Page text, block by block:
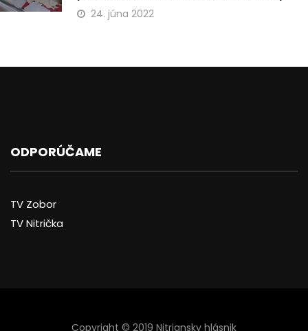
24. júna 2022
ODPORÚČAME
TV Zobor
TV Nitrička
Copyright © 2019 Nitriansky hlásnik